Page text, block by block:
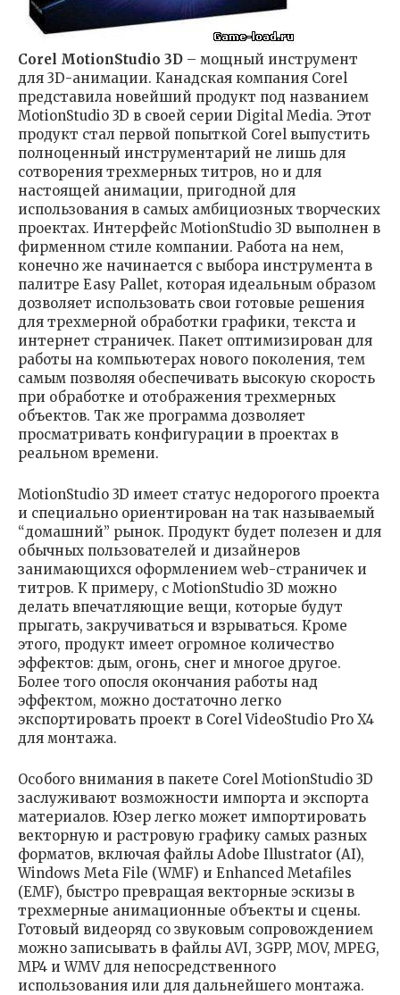
Corel MotionStudio 3D – мощный инструмент
для 3D-анимации. Канадская компания Corel
представила новейший продукт под названием
MotionStudio 3D в своей серии Digital Media. Этот
продукт стал первой попыткой Corel выпустить
полноценный инструментарий не лишь для
сотворения трехмерных титров, но и для
настоящей анимации, пригодной для
использования в самых амбициозных творческих
проектах. Интерфейс MotionStudio 3D выполнен в
фирменном стиле компании. Работа на нем,
конечно же начинается с выбора инструмента в
палитре Easy Pallet, которая идеальным образом
дозволяет использовать свои готовые решения
для трехмерной обработки графики, текста и
интернет страничек. Пакет оптимизирован для
работы на компьютерах нового поколения, тем
самым позволяя обеспечивать высокую скорость
при обработке и отображения трехмерных
объектов. Так же программа дозволяет
просматривать конфигурации в проектах в
реальном времени.
MotionStudio 3D имеет статус недорогого проекта
и специально ориентирован на так называемый
“домашний” рынок. Продукт будет полезен и для
обычных пользователей и дизайнеров
занимающихся оформлением web-страничек и
титров. К примеру, с MotionStudio 3D можно
делать впечатляющие вещи, которые будут
прыгать, закручиваться и взрываться. Кроме
этого, продукт имеет огромное количество
эффектов: дым, огонь, снег и многое другое.
Более того опосля окончания работы над
эффектом, можно достаточно легко
экспортировать проект в Corel VideoStudio Pro X4
для монтажа.
Особого внимания в пакете Corel MotionStudio 3D
заслуживают возможности импорта и экспорта
материалов. Юзер легко может импортировать
векторную и растровую графику самых разных
форматов, включая файлы Adobe Illustrator (AI),
Windows Meta File (WMF) и Enhanced Metafiles
(EMF), быстро превращая векторные эскизы в
трехмерные анимационные объекты и сцены.
Готовый видеоряд со звуковым сопровождением
можно записывать в файлы AVI, 3GPP, MOV, MPEG,
MP4 и WMV для непосредственного
использования или для дальнейшего монтажа.